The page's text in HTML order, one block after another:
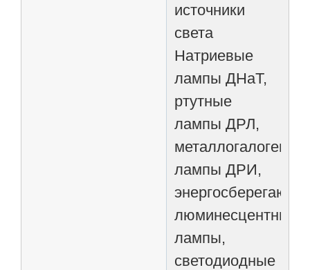
источники
света
Натриевые
лампы ДНаТ,
ртутные
лампы ДРЛ,
лампы ДРИ,
люминесцентные
лампы,
светодиодные